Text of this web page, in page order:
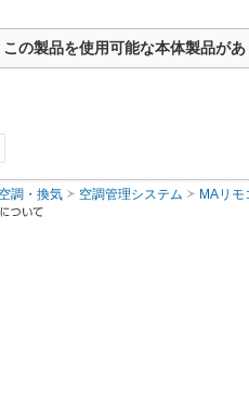
この製品を使用可能な本体製品が
調・換気 空調管理システム MAリモ